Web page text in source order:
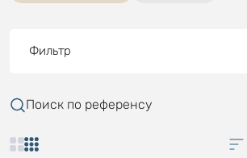
Фильтр
Поиск по референсу